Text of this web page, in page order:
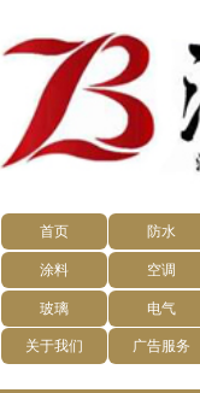
首页 防水
涂料 空调
玻璃 电气
关于我们 广告服务